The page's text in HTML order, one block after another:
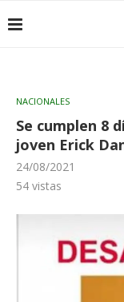
NACIONALES
Se cumplen 8
joven Erick
24/08/2021
54 vistas